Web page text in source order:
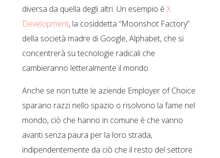
diversa da quella degli altri. Un esempio è X
Development, la cosiddetta “Moonshot Factory”
della società madre di Google, Alphabet, che si
concentrerà su tecnologie radicali che
cambieranno letteralmente il mondo.
Anche se non tutte le aziende Employer of Choice
sparano razzi nello spazio o risolvono la fame nel
mondo, ciò che hanno in comune è che vanno
avanti senza paura per la loro strada,
indipendentemente da ciò che il resto del settore